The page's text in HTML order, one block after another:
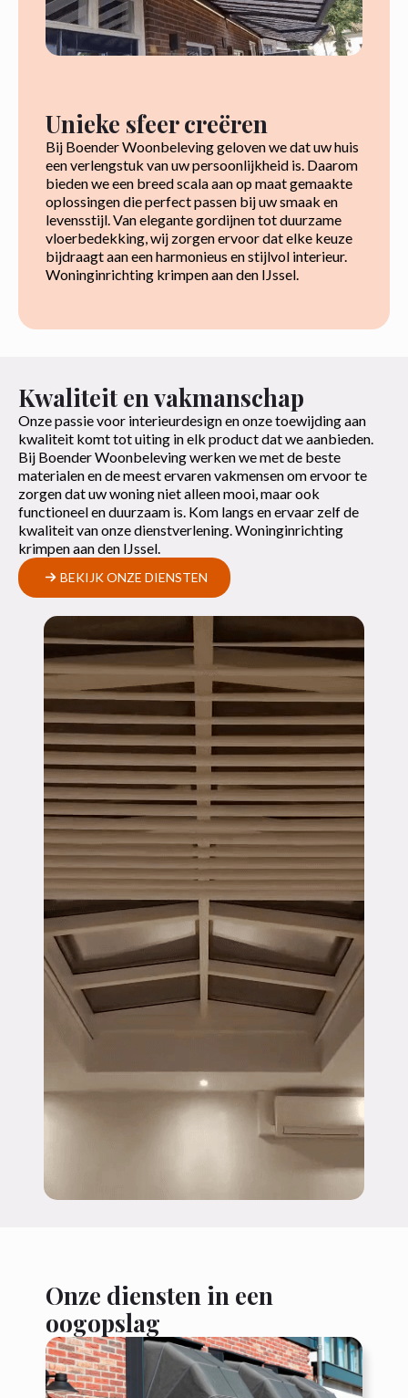
Unieke sfeer creëren
Bij Boender Woonbeleving geloven we dat uw huis
een verlengstuk van uw persoonlijkheid is. Daarom
bieden we een breed scala aan op maat gemaakte
oplossingen die perfect passen bij uw smaak en
levensstijl. Van elegante gordijnen tot duurzame
vloerbedekking, wij zorgen ervoor dat elke keuze
bijdraagt aan een harmonieus en stijlvol interieur.
Woninginrichting krimpen aan den IJssel.
Kwaliteit en vakmanschap
Onze passie voor interieurdesign en onze toewijding aan
kwaliteit komt tot uiting in elk product dat we aanbieden.
Bij Boender Woonbeleving werken we met de beste
materialen en de meest ervaren vakmensen om ervoor te
zorgen dat uw woning niet alleen mooi, maar ook
functioneel en duurzaam is. Kom langs en ervaar zelf de
kwaliteit van onze dienstverlening. Woninginrichting
krimpen aan den IJssel.
BEKIJK ONZE DIENSTEN
Onze diensten in een
oogopslag